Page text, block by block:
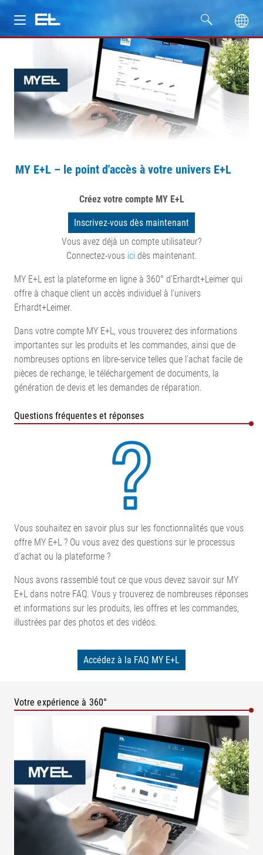
Secteurs
Service
MY E+L – le point d'accès à votre univers E+L
Créez votre compte MY E+L
Inscrivez-vous dès maintenant
Vous avez déjà un compte utilisateur?
Connectez-vous icidès maintenant.
MY E+L est la plateforme en ligne à 360° d'Erhardt+Leimer qui
offre à chaque client un accès individuel à l'univers
Erhardt+Leimer.
Dans votre compte MY E+L, vous trouverez des informations
importantes sur les produits et les commandes, ainsi que de
nombreuses options en libre-service telles que l'achat facile de
pièces de rechange, le téléchargement de documents, la
génération de devis et les demandes de réparation.
Questions fréquentes et réponses
Vous souhaitez en savoir plus sur les fonctionnalités que vous
offre MY E+L ? Ou vous avez des questions sur le processus
d'achat ou la plateforme ?
Nous avons rassemblé tout ce que vous devez savoir sur MY
E+L dans notre FAQ. Vous y trouverez de nombreuses réponses
et informations sur les produits, les offres et les commandes,
illustrées par des photos et des vidéos.
Accédez à la FAQ MY E+L
Votre expérience à 360°